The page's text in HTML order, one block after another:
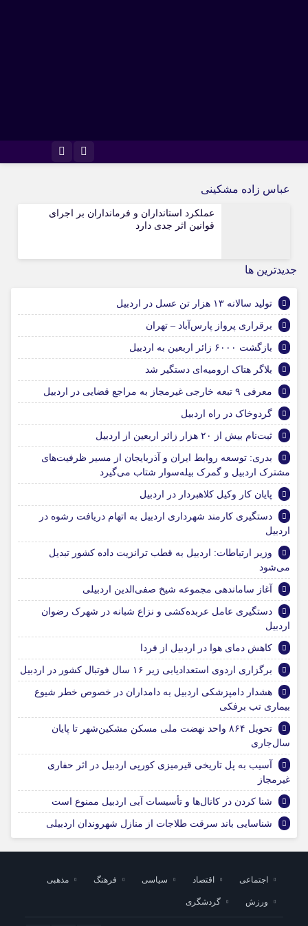
عباس زاده مشکینی
عملکرد استانداران و فرمانداران بر اجرای
قوانین اثر جدی دارد
جديدترين ها
تولید سالانه ۱۳ هزار تن عسل در اردبیل
برقراری پرواز پارس‌آباد – تهران
بازگشت ۶۰۰۰ زائر اربعین به اردبیل
بلاگر هتاک ارومیه‌ای دستگیر شد
معرفی ۹ تبعه خارجی غیرمجاز به مراجع قضایی در اردبیل
گردوخاک در راه اردبیل
ثبت‌نام بیش از ۲۰ هزار زائر اربعین از اردبیل
بدری: توسعه روابط ایران و آذربایجان از مسیر ظرفیت‌های
مشترک اردبیل و گمرک بیله‌سوار شتاب می‌گیرد
پایان کار وکیل کلاهبردار در اردبیل
دستگیری کارمند شهرداری اردبیل به اتهام دریافت رشوه در
اردبیل
وزیر ارتباطات: اردبیل به قطب ترانزیت داده کشور تبدیل
می‌شود
آغاز ساماندهی مجموعه شیخ صفی‌الدین اردبیلی
دستگیری عامل عربده‌کشی و نزاع شبانه در شهرک رضوان
اردبیل
کاهش دمای هوا در اردبیل از فردا
برگزاری اردوی استعدادیابی زیر ۱۶ سال فوتبال کشور در اردبیل
هشدار دامپزشکی اردبیل به دامداران در خصوص خطر شیوع
بیماری تب برفکی
تحویل ۸۶۴ واحد نهضت ملی مسکن مشکین‌شهر تا پایان
سال‌جاری
آسیب به پل تاریخی قیرمیزی کورپی اردبیل در اثر حفاری
غیرمجاز
شنا کردن در کانال‌ها و تأسیسات آبی اردبیل ممنوع است
شناسایی باند سرقت طلاجات از منازل شهروندان اردبیلی
اجتماعی اقتصاد سیاسی فرهنگ مذهبی
ورزش گردشگری